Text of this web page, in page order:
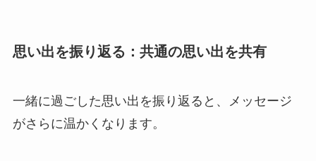
思い出を振り返る：共通の思い出を共有
一緒に過ごした思い出を振り返ると、メッセージ
がさらに温かくなります。